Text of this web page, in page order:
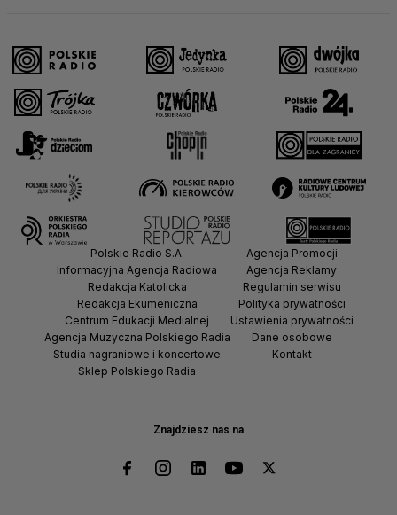
Znajdziesz nas na
Polskie Radio S.A.
Informacyjna Agencja Radiowa
Redakcja Katolicka
Redakcja Ekumeniczna
Centrum Edukacji Medialnej
Agencja Muzyczna Polskiego Radia
Studia nagraniowe i koncertowe
Sklep Polskiego Radia
Agencja Promocji
Agencja Reklamy
Regulamin serwisu
Polityka prywatności
Ustawienia prywatności
Dane osobowe
Kontakt